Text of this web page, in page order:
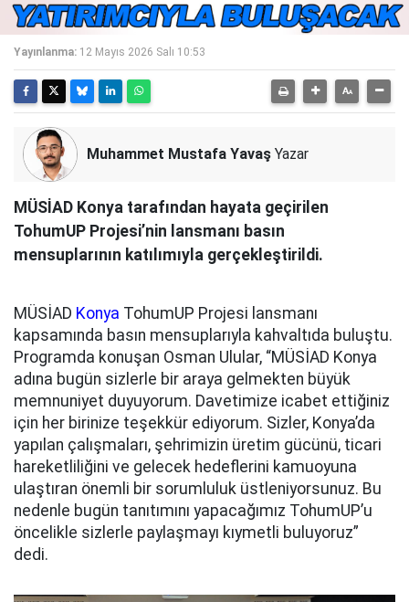
Yayınlanma: 12 Mayıs 2026 Salı 10:53
Muhammet Mustafa Yavaş Yazar
MÜSİAD Konya tarafından hayata geçirilen
TohumUP Projesi’nin lansmanı basın
mensuplarının katılımıyla gerçekleştirildi.
MÜSİAD Konya TohumUP Projesi lansmanı
kapsamında basın mensuplarıyla kahvaltıda buluştu.
Programda konuşan Osman Ulular, “MÜSİAD Konya
adına bugün sizlerle bir araya gelmekten büyük
memnuniyet duyuyorum. Davetimize icabet ettiğiniz
için her birinize teşekkür ediyorum. Sizler, Konya’da
yapılan çalışmaları, şehrimizin üretim gücünü, ticari
hareketliliğini ve gelecek hedeflerini kamuoyuna
ulaştıran önemli bir sorumluluk üstleniyorsunuz. Bu
nedenle bugün tanıtımını yapacağımız TohumUP’u
öncelikle sizlerle paylaşmayı kıymetli buluyoruz”
dedi.